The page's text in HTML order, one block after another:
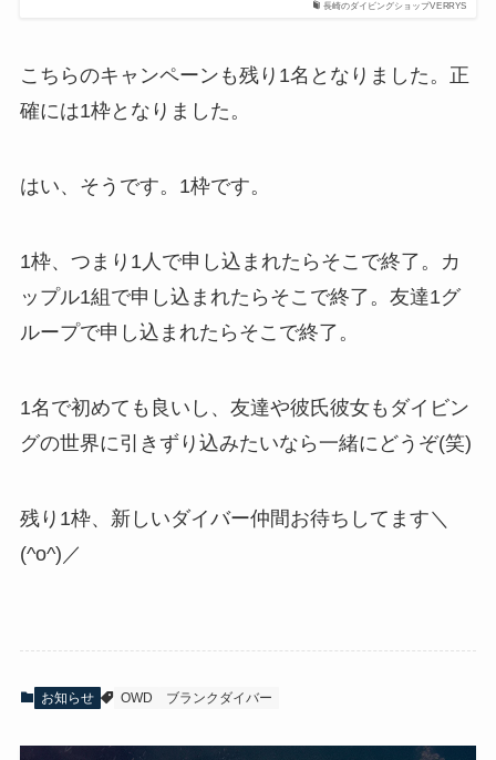
長崎のダイビングショップVERRYS
こちらのキャンペーンも残り1名となりました。正
確には1枠となりました。
はい、そうです。1枠です。
1枠、つまり1人で申し込まれたらそこで終了。カ
ップル1組で申し込まれたらそこで終了。友達1グ
ループで申し込まれたらそこで終了。
1名で初めても良いし、友達や彼氏彼女もダイビン
グの世界に引きずり込みたいなら一緒にどうぞ(笑)
残り1枠、新しいダイバー仲間お待ちしてます＼
(^o^)／
お知らせ OWD ブランクダイバー